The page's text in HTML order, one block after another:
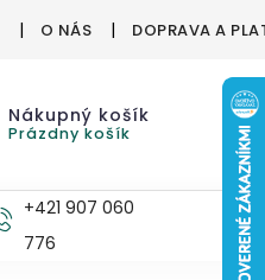
O NÁS DOPRAVA A
Nákupný košík
Prázdny košík
ZDRAVÉ HUBY
+421 907 060
776